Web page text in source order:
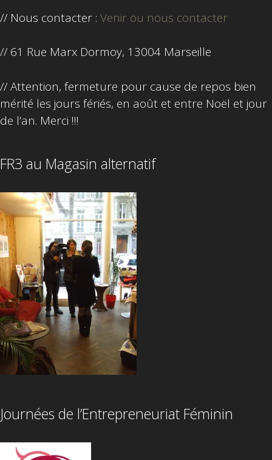
// Nous contacter : Venir ou nous contacter
// 61 Rue Marx Dormoy, 13004 Marseille
// Attention, fermeture pour cause de repos bien
mérité les jours fériés, en août et entre Noël et jour
de l’an. Merci !!!
FR3 au Magasin alternatif
Journées de l’Entrepreneuriat Féminin